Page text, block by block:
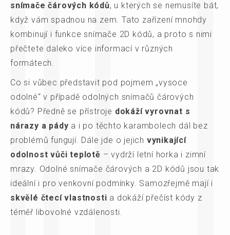
snímače čárových kódů, u kterých se nemusíte bát,
když vám spadnou na zem. Tato zařízení mnohdy
kombinují i funkce snímače 2D kódů, a proto s nimi
přečtete daleko více informací v různých
formátech.
Co si vůbec představit pod pojmem „vysoce
odolné“ v případě odolných snímačů čárových
kódů? Předně se přístroje dokáží vyrovnat s
nárazy a pády a i po těchto karambolech dál bez
problémů fungují. Dále jde o jejich vynikající
odolnost vůči teplotě – vydrží letní horka i zimní
mrazy. Odolné snímače čárových a 2D kódů jsou tak
ideální i pro venkovní podmínky. Samozřejmě mají i
skvělé čtecí vlastnosti a dokáží přečíst kódy z
téměř libovolné vzdálenosti.